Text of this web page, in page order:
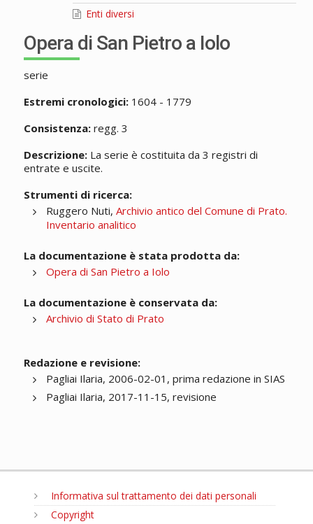
Enti diversi
Opera di San Pietro a Iolo
serie
Estremi cronologici:1604 - 1779
Consistenza:regg. 3
Descrizione:La serie è costituita da 3 registri di
entrate e uscite.
Strumenti di ricerca:
Ruggero Nuti, Archivio antico del Comune di Prato.
Inventario analitico
La documentazione è stata prodotta da:
Opera di San Pietro a Iolo
La documentazione è conservata da:
Archivio di Stato di Prato
Redazione e revisione:
Pagliai Ilaria, 2006-02-01, prima redazione in SIAS
Pagliai Ilaria, 2017-11-15, revisione
Informativa sul trattamento dei dati personali
Copyright